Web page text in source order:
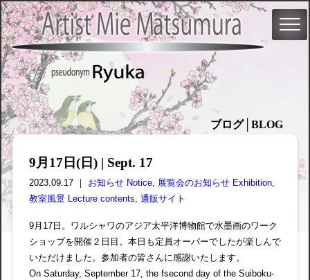
ブログ│BLOG
9月17日(日) | Sept. 17
2023.09.17 ｜ お知らせ Notice, 展覧会のお知らせ Exhibition,
教室風景 Lecture contents, 通販サイト
9月17日。ワルシャワのアジア太平洋博物館で水墨画のワーク
ショップを開催２日目。本日も定員オーバーでしたが楽しんで
いただけました。参加者の皆さんに感謝いたします。
On Saturday, September 17, the fsecond day of the Suiboku-